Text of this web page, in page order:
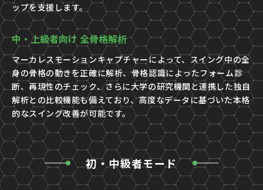
ップを支援します。
中・上級者向け 全骨格解析
マーカレスモーションキャプチャーによって、スイング中の全
身の骨格の動きを正確に解析、骨格認識によったフォーム診
断、再現性のチェック、さらに大学の研究機関と連携した独自
解析との比較機能も備えており、高度なデータに基づいた本格
的なスイング改善が可能です。
初・中級者モード